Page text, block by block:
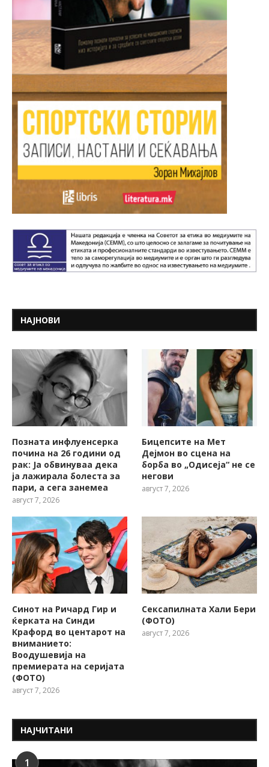
НАЈНОВИ
Позната инфлуенсерка
почина на 26 години од
рак: Ја обвинуваа дека
ја лажирала болеста за
пари, а сега занемеа
август 7, 2026
Бицепсите на Мет
Дејмон во сцена на
борба во „Одисеја“ не се
негови
август 7, 2026
Синот на Ричард Гир и
ќерката на Синди
Крафорд во центарот на
вниманието:
Воодушевија на
премиерата на серијата
(ФОТО)
август 7, 2026
Сексапилната Хали Бери
(ФОТО)
август 7, 2026
НАЈЧИТАНИ
1